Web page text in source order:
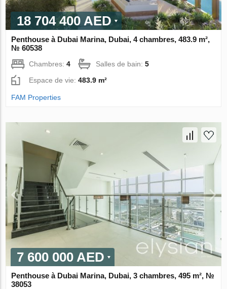
18 704 400 AED
Penthouse à Dubai Marina, Dubai, 4 chambres, 483.9 m²,
№ 60538
Chambres:4 Salles de bain:5
Espace de vie:483.9 m²
FAM Properties
7 600 000 AED
Penthouse à Dubai Marina, Dubai, 3 chambres, 495 m², №
38053